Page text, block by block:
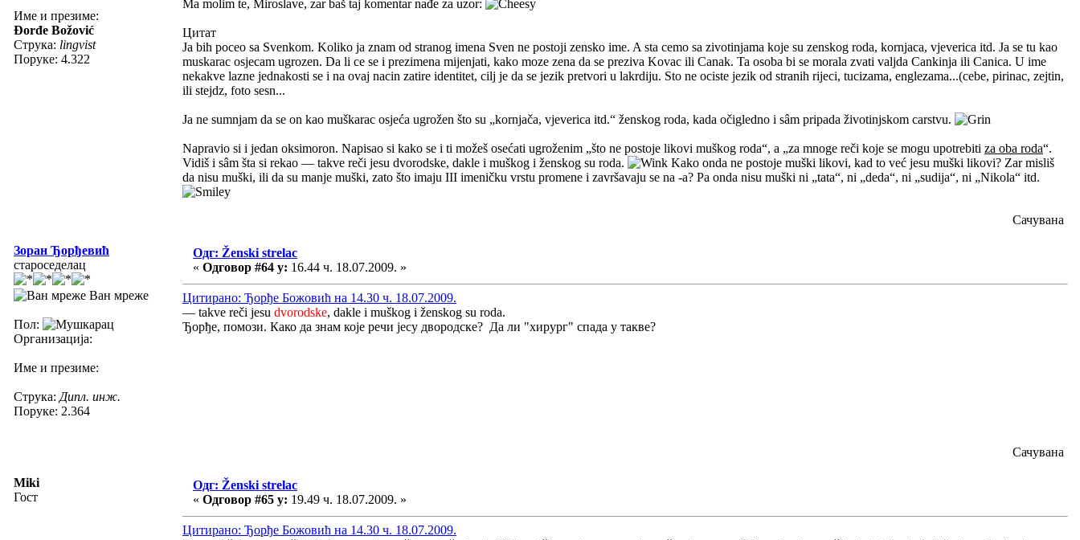
Име и презиме:
Đorđe Božović
Струка: lingvist
Поруке: 4.322
Ma molim te, Miroslave, zar baš taj komentar nađe za uzor:
Цитат
Ja bih poceo sa Svenkom. Koliko ja znam od stranog imena Sven ne postoji zensko ime. A sta cemo sa zivotinjama koje su zenskog roda, kornjaca, vjeverica itd. Ja se tu kao
muskarac osjecam ugrozen. Da li ce se i prezimena mijenjati, kako moze zena da se preziva Kovac ili Canak. Ta osoba bi se morala zvati valjda Cankinja ili Canica. U ime
nekakve lazne jednakosti se i na ovaj nacin zatire identitet, cilj je da se jezik pretvori u lakrdiju. Sto ne ociste jezik od stranih rijeci, tucizama, englezama...(cebe, pirinac, zejtin,
ili stejdz, foto sesn...
Ja ne sumnjam da se on kao muškarac osjeća ugrožen što su „kornjača, vjeverica itd.“ ženskog roda, kada očigledno i sâm pripada životinjskom carstvu.
Napravio si i jedan oksimoron. Napisao si kako se i ti možeš osećati ugroženim „što ne postoje likovi muškog roda“, a „za mnoge reči koje se mogu upotrebiti za oba roda“.
Vidiš i sâm šta si rekao — takve reči jesu dvorodske, dakle i muškog i ženskog su roda.
Kako onda ne postoje muški likovi, kad to već jesu muški likovi? Zar misliš
da nisu muški, ili da su manje muški, zato što imaju III imeničku vrstu promene i završavaju se na -a? Pa onda nisu muški ni „tata“, ni „deda“, ni „sudija“, ni „Nikola“ itd.
Сачувана
Зоран Ђорђевић
староседелац
Ван мреже
Пол:
Организација:
Име и презиме:
Струка: Дипл. инж.
Поруке: 2.364
Одг: Ženski strelac
« Одговор #64 у: 16.44 ч. 18.07.2009. »
Цитирано: Ђорђе Божовић на 14.30 ч. 18.07.2009.
— takve reči jesu dvorodske, dakle i muškog i ženskog su roda.
Ђорђе, помози. Како да знам које речи јесу двородске? Да ли "хирург" спада у такве?
Сачувана
Miki
Гост
Одг: Ženski strelac
« Одговор #65 у: 19.49 ч. 18.07.2009. »
Цитирано: Ђорђе Божовић на 14.30 ч. 18.07.2009.